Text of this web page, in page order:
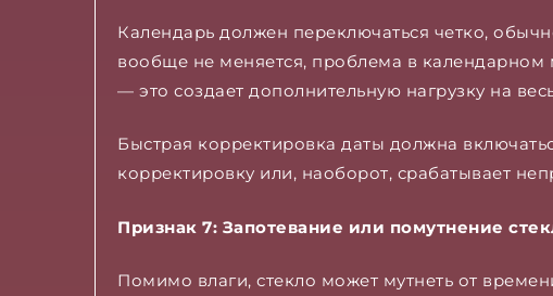
Календарь должен переключаться четко,
вообще не меняется, проблема в календарном
— это создает дополнительную нагрузку на
Быстрая корректировка даты должна
корректировку или, наоборот, срабатывает
Признак 7: Запотевание или помутнение
Помимо влаги, стекло может мутнеть от